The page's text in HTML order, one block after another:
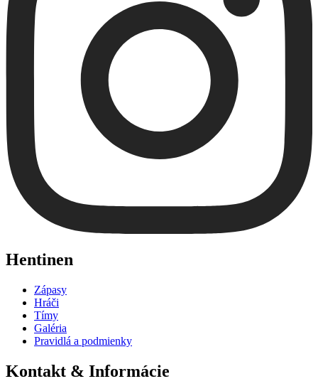
Hentinen
Zápasy
Hráči
Tímy
Galéria
Pravidlá a podmienky
Kontakt & Informácie